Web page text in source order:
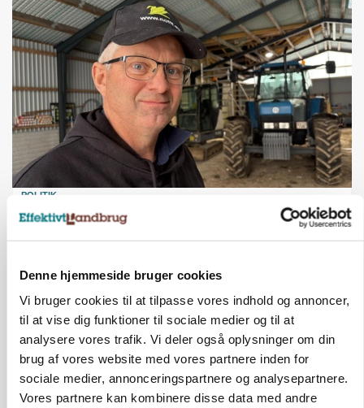
Denne hjemmeside bruger cookies
Vi bruger cookies til at tilpasse vores indhold og annoncer,
til at vise dig funktioner til sociale medier og til at
analysere vores trafik. Vi deler også oplysninger om din
brug af vores website med vores partnere inden for
sociale medier, annonceringspartnere og analysepartnere.
Vores partnere kan kombinere disse data med andre
POLITIK
»Nu stopper I«: Landbrugsdebattør og
protestgruppe vil demonstrere mod ny
gødskningslov
Annonce
Folketinget behandler ny gødskningslov: Sådan
kan den ændre din bedrift fra 2027
Annonce